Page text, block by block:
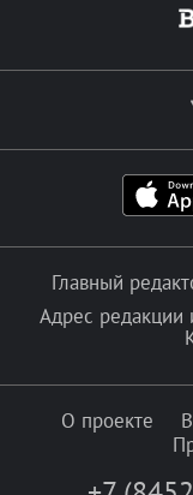
Главный
Адрес редакции
О проекте